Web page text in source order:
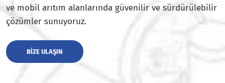
ve mobil arıtım alanlarında güvenilir ve sürdürülebilir
çözümler sunuyoruz.
BIZE ULAŞIN